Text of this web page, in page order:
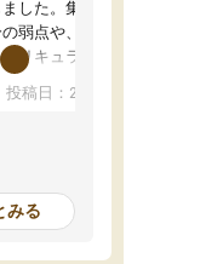
した。集団指導の予備
弱点や、志望校対策に
リキュラムに不安を感
積している優秀な東大
自分の志望校にふさわ
ュラムを提案してくれ
投稿日：2024年02月19日
みる